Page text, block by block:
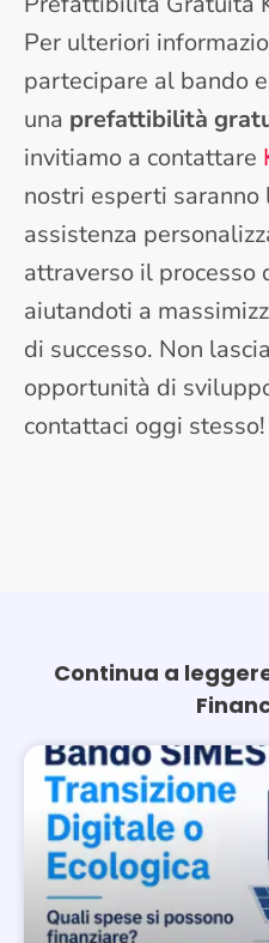
Per ulteriori
partecipare al bando
una prefattibilità
invitiamo a contattare
nostri esperti
assistenza
attraverso il processo
aiutandoti a
di successo. Non
opportunità di
contattaci oggi stesso!
Continua a